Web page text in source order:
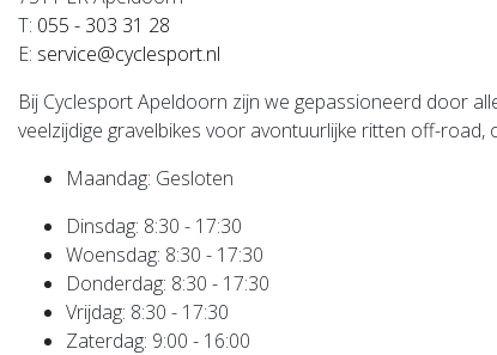
T: 055 - 303 31 28
E: service@cyclesport.nl
Bij Cyclesport Apeldoorn zijn we gepassioneerd door
veelzijdige gravelbikes voor avontuurlijke ritten off-
Maandag: Gesloten
Dinsdag: 8:30 - 17:30
Woensdag: 8:30 - 17:30
Donderdag: 8:30 - 17:30
Vrijdag: 8:30 - 17:30
Zaterdag: 9:00 - 16:00